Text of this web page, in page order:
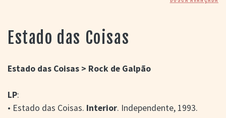
PORTAL DO
CINEMA GAÚCHO
> BUSCA AVANÇADA
CINEASTAS
> DISCOGRAFIAS
Estado das Coisas
Estado das Coisas > Rock de Galpão
LP:
• Estado das Coisas. Interior. Independente, 1993.